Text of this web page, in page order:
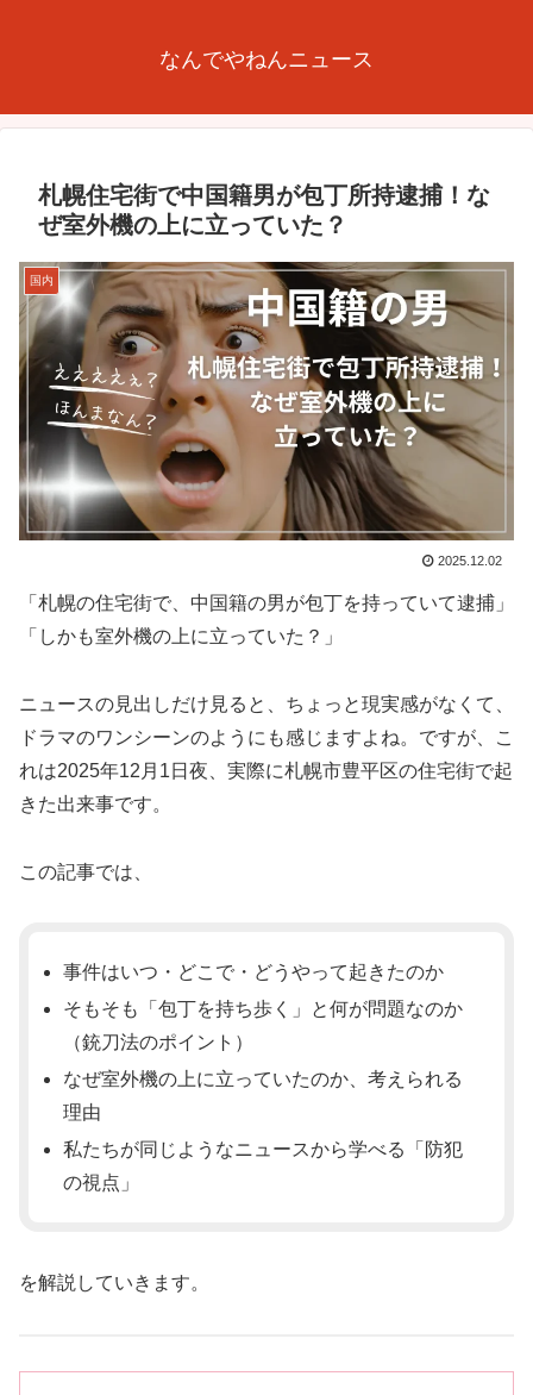
なんでやねんニュース
札幌住宅街で中国籍男が包丁所持逮捕！な
ぜ室外機の上に立っていた？
国内
2025.12.02
「札幌の住宅街で、中国籍の男が包丁を持っていて逮捕」
「しかも室外機の上に立っていた？」
ニュースの見出しだけ見ると、ちょっと現実感がなくて、
ドラマのワンシーンのようにも感じますよね。ですが、こ
れは2025年12月1日夜、実際に札幌市豊平区の住宅街で起
きた出来事です。
この記事では、
事件はいつ・どこで・どうやって起きたのか
そもそも「包丁を持ち歩く」と何が問題なのか
（銃刀法のポイント）
なぜ室外機の上に立っていたのか、考えられる
理由
私たちが同じようなニュースから学べる「防犯
の視点」
を解説していきます。